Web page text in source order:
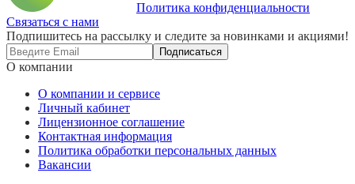
Политика конфиденциальности
Связаться с нами
Подпишитесь на рассылку и следите за новинками и акциями!
Подписаться
О компании
О компании и сервисе
Личный кабинет
Лицензионное соглашение
Контактная информация
Политика обработки персональных данных
Вакансии